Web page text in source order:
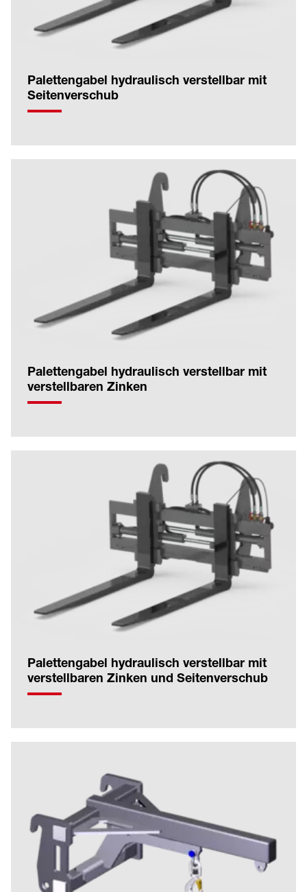
Palettengabel hydraulisch verstellbar mit
Seitenverschub
Palettengabel hydraulisch verstellbar mit
verstellbaren Zinken
Palettengabel hydraulisch verstellbar mit
verstellbaren Zinken und Seitenverschub